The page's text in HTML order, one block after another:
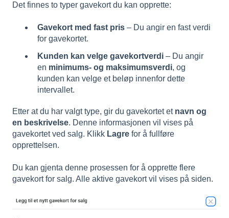
Det finnes to typer gavekort du kan opprette:
Gavekort med fast pris – Du angir en fast verdi
for gavekortet.
Kunden kan velge gavekortverdi – Du angir
en minimums- og maksimumsverdi, og
kunden kan velge et beløp innenfor dette
intervallet.
Etter at du har valgt type, gir du gavekortet et navn og
en beskrivelse. Denne informasjonen vil vises på
gavekortet ved salg. Klikk Lagre for å fullføre
opprettelsen.
Du kan gjenta denne prosessen for å opprette flere
gavekort for salg. Alle aktive gavekort vil vises på siden.